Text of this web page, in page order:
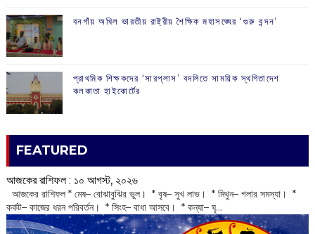
বনগাঁয় অখিল ভারতীয় রাষ্ট্রীয় শৈক্ষিক মহাসঙ্ঘের ‘গুরু বন্দন’
প্রাথমিক শিক্ষকদের ‘সারপ্লাস’ বদলিতে সাময়িক স্থগিতাদেশ
কলকাতা হাইকোর্টের
FEATURED
আজকের রাশিফল :‌ ‌‌১০ আগস্ট, ২০২৬
‌ আজকের রাশিফল * মেষ– বোঝাবুঝির ভুল। * বৃষ– সুখ লাভ। * মিথুন– গলার সমস্যা। *
কর্কট– কাজের ধরন পরিবর্তন। * সিংহ– বাধা আসবে। * কন্যা– ঘৃ...